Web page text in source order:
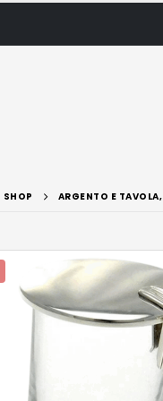
SHOP ARGENTO E TAVOLA,